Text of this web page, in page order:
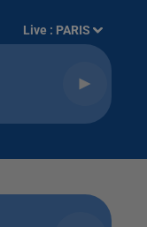
Live : PARIS